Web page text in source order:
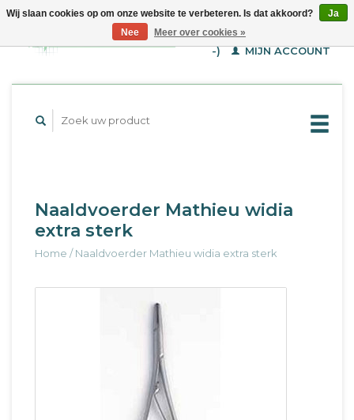
WINKELWAGEN (€--,-
-)
MIJN ACCOUNT
Naaldvoerder Mathieu widia
extra sterk
Home /Naaldvoerder Mathieu widia extra sterk
Wij slaan cookies op om onze website te verbeteren. Is dat akkoord?
Ja
Nee
Meer over cookies »